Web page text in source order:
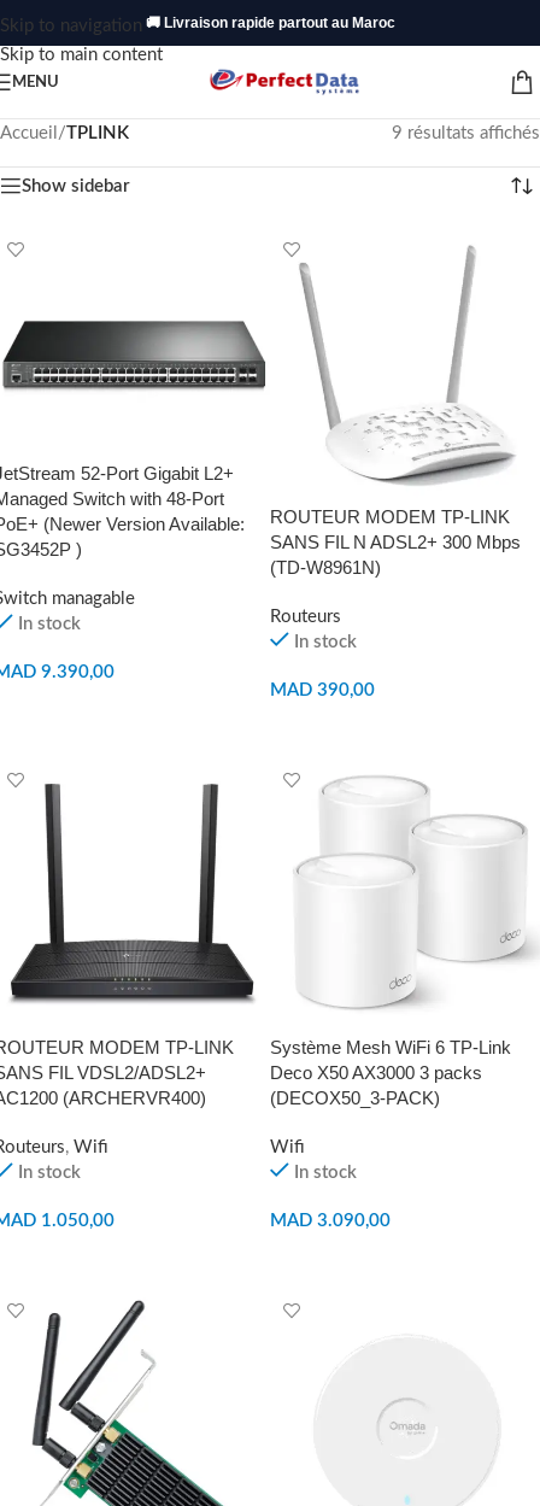
Skip to navigation
Skip to main content
🚚 Livraison rapide partout au Maroc
MENU
Accueil /TPLINK 9 résultats affichés
Show sidebar
52-Port Gigabit L2+
Switch with 48-Port
(Newer Version Available:
)
managable
In stock
9.390,00
ROUTEUR MODEM TP-LINK
SANS FIL N ADSL2+ 300 Mbps
(TD-W8961N)
Routeurs
In stock
MAD 390,00
MODEM TP-LINK
FIL VDSL2/ADSL2+
(ARCHERVR400)
, Wifi
In stock
1.050,00
Système Mesh WiFi 6 TP-Link
Deco X50 AX3000 3 packs
(DECOX50_3-PACK)
Wifi
In stock
MAD 3.090,00